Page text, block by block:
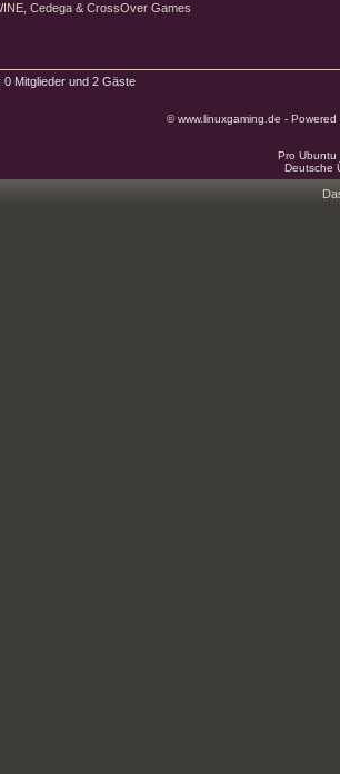
Cedega & CrossOver Games
0 Mitglieder und 2 Gäste
© www.linuxgaming.de -
Pro
Deutsche